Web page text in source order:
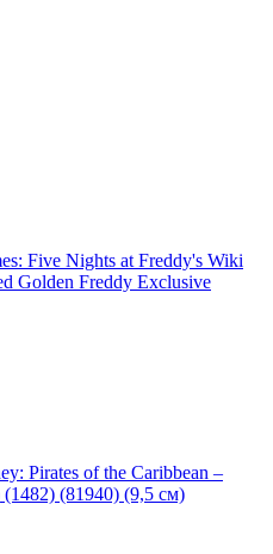
Five Nights at Freddy's Wiki
Golden Freddy Exclusive
Pirates of the Caribbean –
(81940) (9,5 см)